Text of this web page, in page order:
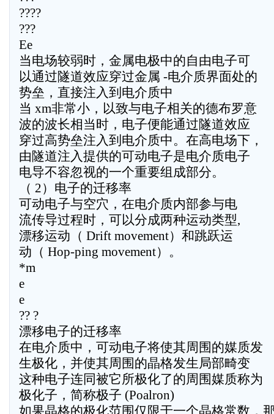
????
???
Ee
当电场较弱时，金属电极中的自由电子可
以通过隧道效应穿过金属 -电介质界面处的
势垒，直接注入到电介质中
当 xm非常小，以致与电子相关的德布罗意
波的波长相当时，电子便能通过隧道效应
穿过高势垒注入到电介质中。在高电场下，
由隧道注入提供的可动电子是电介质电子
电导不容忽视的一个重要组成部分。
（ 2）电子的迁移率
可动电子与空穴，在电介质内部参与电
流传导过程时，可以分成两种运动类型,
漂移运动（ Drift movement）和跳跃运
动（ Hop-ping movement）。
*m
e
e
?? ?
漂移电子的迁移率
在电介质中，可动电子将使其周围的媒质发
生极化，并使其周围的晶格发生局部畸变
这种电子连同被它所极化了的周围媒质称为
极化子，简称极子 (Poalron)
如果晶格的极化范围仅限于一个晶格常数，